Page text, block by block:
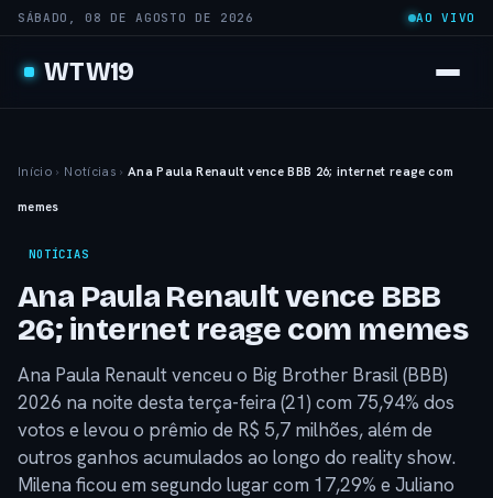
SÁBADO, 08 DE AGOSTO DE 2026 AO VIVO
WTW19
Início › Notícias › Ana Paula Renault vence BBB 26; internet reage com
memes
NOTÍCIAS
Ana Paula Renault vence BBB
26; internet reage com memes
Ana Paula Renault venceu o Big Brother Brasil (BBB)
2026 na noite desta terça-feira (21) com 75,94% dos
votos e levou o prêmio de R$ 5,7 milhões, além de
outros ganhos acumulados ao longo do reality show.
Milena ficou em segundo lugar com 17,29% e Juliano